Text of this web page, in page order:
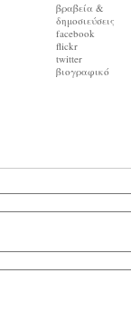
βραβεία &
δημοσιεύσεις
facebook
flickr
twitter
βιογραφικό